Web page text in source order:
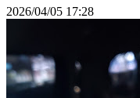
2026/04/05 17:28